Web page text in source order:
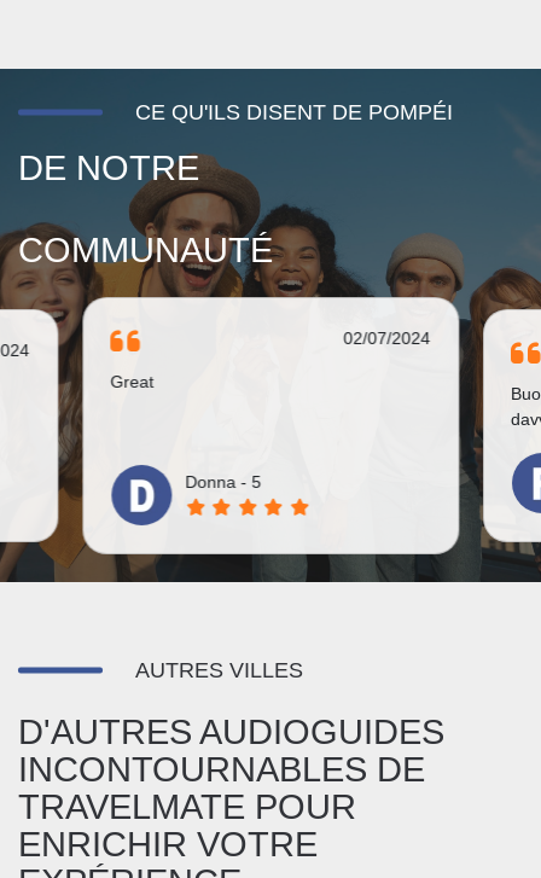
CE QU'ILS DISENT DE POMPÉI
DE NOTRE
COMMUNAUTÉ
26/08/2023
Buona idea! Ho comprato Pompei ed è
INCONTOURNABLES DE
TRAVELMATE POUR
ENRICHIR VOTRE
EXPÉRIENCE